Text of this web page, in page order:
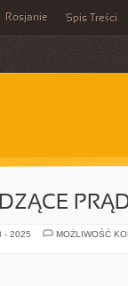
Rosjanie Spis Treści
- 2025
MOŻLIWOŚĆ